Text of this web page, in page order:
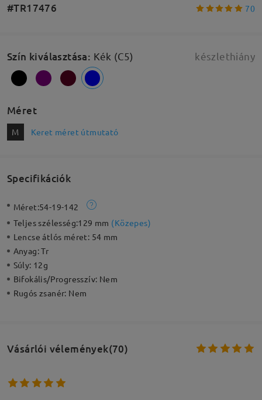
#TR17476 70
Szín kiválasztása: Kék (C5) készlethiány
Méret
M Keret méret útmutató
Specifikációk
Méret:54-19-142
Teljes szélesség:129 mm (Közepes)
Lencse átlós méret: 54 mm
Anyag:Tr
Súly: 12g
Bifokális/Progresszív: Nem
Rugós zsanér: Nem
Vásárlói vélemények(70)